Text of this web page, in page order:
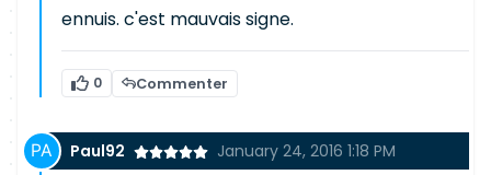
ennuis. c'est mauvais signe.
0 Commenter
Paul92 January 24, 2016 1:18 PM